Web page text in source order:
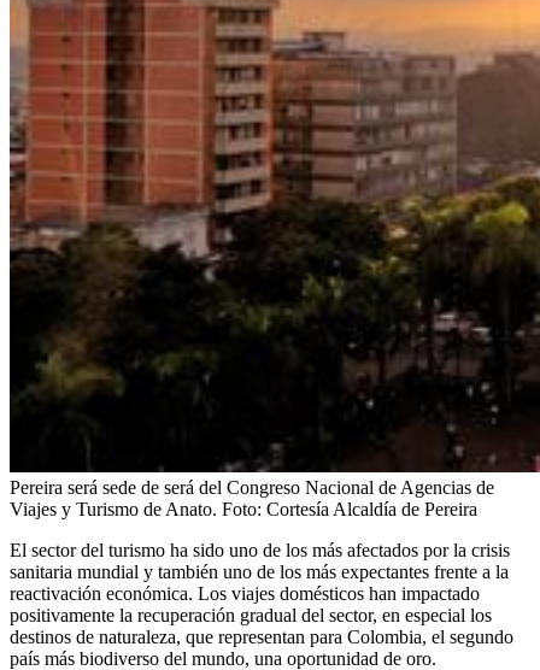
Pereira será sede de será del Congreso Nacional de Agencias de
Viajes y Turismo de Anato. Foto: Cortesía Alcaldía de Pereira
El sector del turismo ha sido uno de los más afectados por la crisis
sanitaria mundial y también uno de los más expectantes frente a la
reactivación económica. Los viajes domésticos han impactado
positivamente la recuperación gradual del sector, en especial los
destinos de naturaleza, que representan para Colombia, el segundo
país más biodiverso del mundo, una oportunidad de oro.